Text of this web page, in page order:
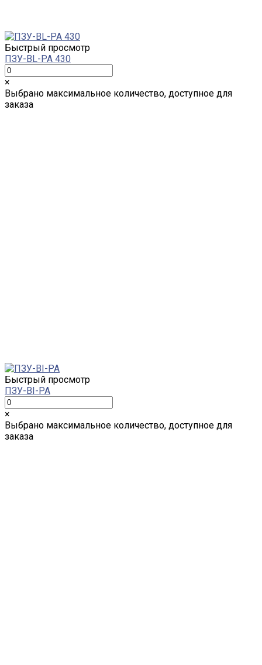
Быстрый просмотр
ПЗУ-BL-PA 430
×
Выбрано максимальное количество, доступное для
заказа
Быстрый просмотр
ПЗУ-BI-PA
×
Выбрано максимальное количество, доступное для
заказа